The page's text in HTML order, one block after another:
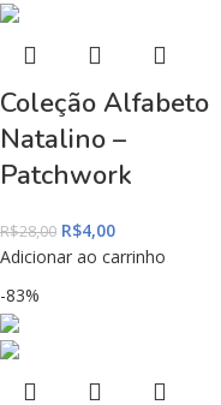
Coleção Alfabeto
Natalino –
Patchwork
R$28,00 R$4,00
Adicionar ao carrinho
-83%